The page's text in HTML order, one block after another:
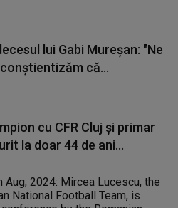
lui Gabi Mureşan: "Ne
că...
cu CFR Cluj şi primar
la doar 44 de ani...